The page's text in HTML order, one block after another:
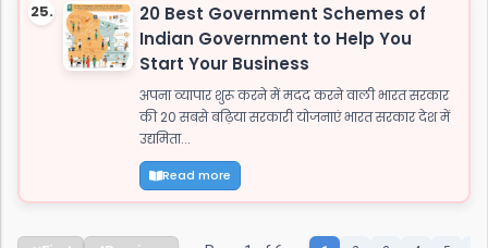
25.
20 Best Government Schemes of
Indian Government to Help You
Start Your Business
अपना व्यापार शुरू करने में मदद करने वाली भारत सरकार
की 20 सबसे बढ़िया सरकारी योजनाएं भारत सरकार देश में
उद्यमिता...
Read more